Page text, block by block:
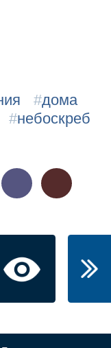
#дома
#небоскреб